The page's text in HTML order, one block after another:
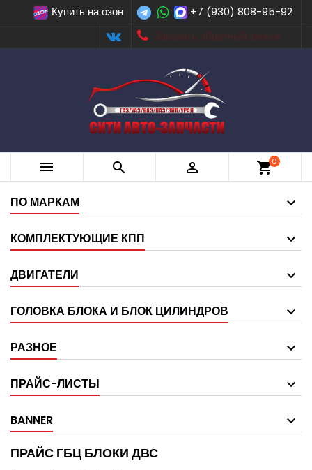
Купить на озон
+7 (930) 808-95-92
Заказать обратный звонок
   shopping_cart0
ПО МАРКАМ
КОМПЛЕКТУЮЩИЕ КПП
ДВИГАТЕЛИ
ГОЛОВКА БЛОКА И БЛОК ЦИЛИНДРОВ
РАЗНОЕ
ПРАЙС-ЛИСТЫ
BANNER
ПРАЙС ГБЦ БЛОКИ ДВС